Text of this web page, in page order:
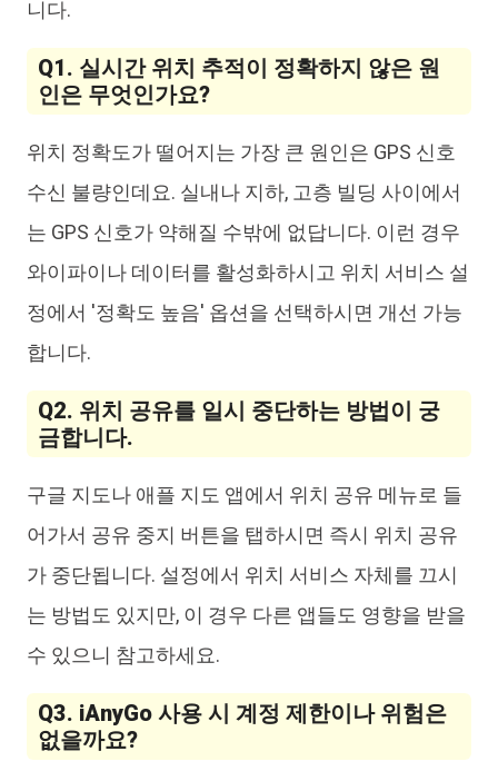
니다.
Q1. 실시간 위치 추적이 정확하지 않은 원
인은 무엇인가요?
위치 정확도가 떨어지는 가장 큰 원인은 GPS 신호
수신 불량인데요. 실내나 지하, 고층 빌딩 사이에서
는 GPS 신호가 약해질 수밖에 없답니다. 이런 경우
와이파이나 데이터를 활성화하시고 위치 서비스 설
정에서 '정확도 높음' 옵션을 선택하시면 개선 가능
합니다.
Q2. 위치 공유를 일시 중단하는 방법이 궁
금합니다.
구글 지도나 애플 지도 앱에서 위치 공유 메뉴로 들
어가서 공유 중지 버튼을 탭하시면 즉시 위치 공유
가 중단됩니다. 설정에서 위치 서비스 자체를 끄시
는 방법도 있지만, 이 경우 다른 앱들도 영향을 받을
수 있으니 참고하세요.
Q3. iAnyGo 사용 시 계정 제한이나 위험은
없을까요?